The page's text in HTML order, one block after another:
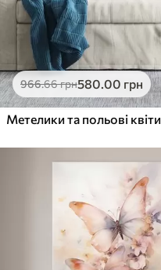
966.66грн580.00 грн
Метелики та польові квіти